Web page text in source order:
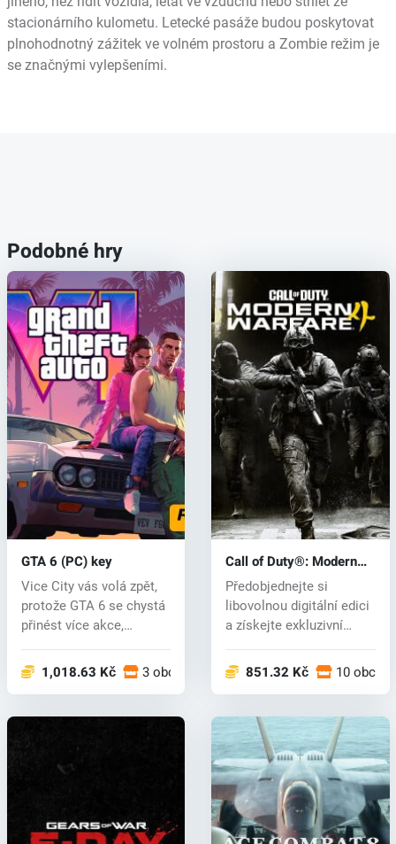
stacionárního kulometu. Letecké pasáže budou poskytovat
plnohodnotný zážitek ve volném prostoru a Zombie režim je
se značnými vylepšeními.
Podobné hry
GTA 6 (PC) key
Vice City vás volá zpět,
protože GTA 6 se chystá
přinést více akce,
1,018.63 Kč 3 obchodech
Call of Duty®: Modern
Warfare® 4 (PC) key
Předobjednejte si
libovolnou digitální edici
a získejte exkluzivní
851.32 Kč 10